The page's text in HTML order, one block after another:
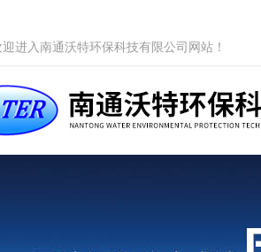
进入南通沃特环保科技有限公司网站！